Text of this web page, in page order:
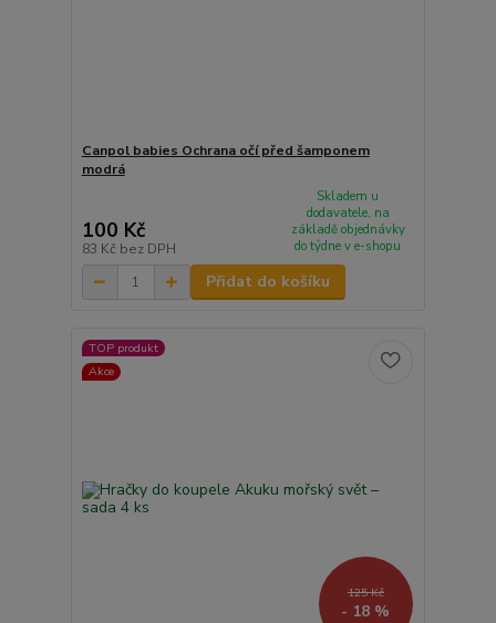
Canpol babies Ochrana očí před šamponem
modrá
100 Kč
83 Kč bez DPH
Skladem u
dodavatele, na
základě objednávky
do týdne v e-shopu
Přidat do košíku
TOP produkt
Akce
125 Kč
- 18 %